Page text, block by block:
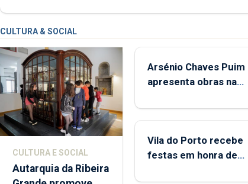
CULTURA & SOCIAL
CULTURA E SOCIAL
Autarquia da Ribeira
Arsénio Chaves Puim
apresenta obras na
Porto
Vila do Porto recebe
festas em honra de